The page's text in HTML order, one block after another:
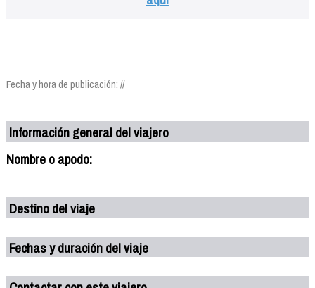
Fecha y hora de publicación: //
Información general del viajero
Nombre o apodo:
Destino del viaje
Fechas y duración del viaje